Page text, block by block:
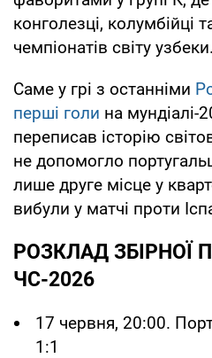
конголезці, колумбійці
чемпіонатів світу узбеки.
Саме у грі з останніми
перші голи на мундіалі-
переписав історію
не допомогло
лише друге місце у
вибули у матчі проти
РОЗКЛАД ЗБІРНОЇ
ЧС-2026
17 червня, 20:00.
1:1